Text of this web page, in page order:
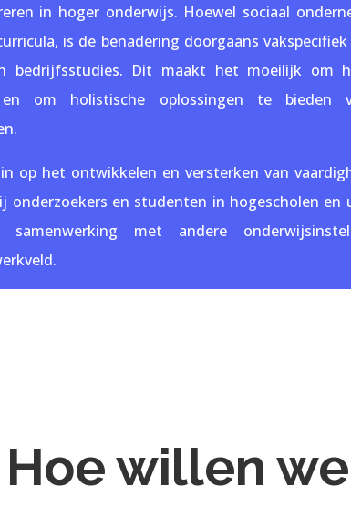
in hoger onderwijs. Hoewel sociaal
is de benadering doorgaans
bedrijfsstudies. Dit maakt het moeilijk om
om holistische oplossingen te bieden
op het ontwikkelen en versterken van
onderzoekers en studenten in hogescholen en
met andere
Hoe willen